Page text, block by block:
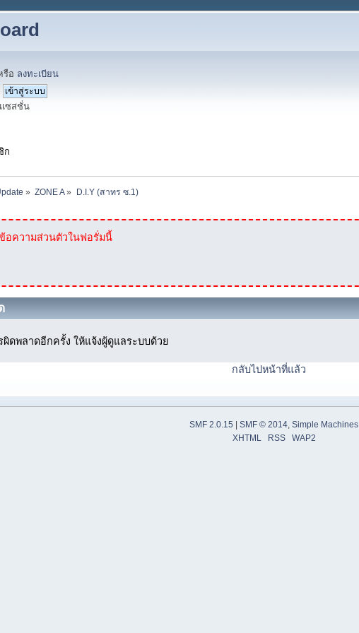
รือ ลงทะเบียน
เซสชั่น
ก
» ZONE A» D.I.Y (สาทร ซ.1)
อความส่วนตัวในฟอรั่มนี้
ผิดพลาดอีกครั้ง ให้แจ้งผู้ดูแลระบบด้วย
กลับไปหน้าที่แล้ว
SMF 2.0.15 SMF © 2014 Simple Machines
XHTML
RSS WAP2